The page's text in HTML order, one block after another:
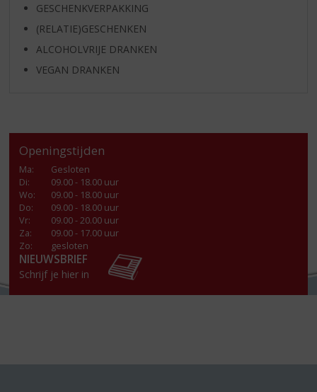
GESCHENKVERPAKKING
(RELATIE)GESCHENKEN
ALCOHOLVRIJE DRANKEN
VEGAN DRANKEN
Openingstijden
Ma:
Gesloten
Di:
09.00 - 18.00 uur
Wo:
09.00 - 18.00 uur
Do:
09.00 - 18.00 uur
Vr:
09.00 - 20.00 uur
Za:
09.00 - 17.00 uur
Zo:
gesloten
NIEUWSBRIEF
Schrijf je hier in